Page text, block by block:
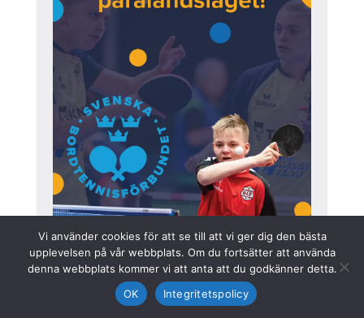
Vi använder cookies för att se till att vi ger dig den bästa
upplevelsen på vår webbplats. Om du fortsätter att använda
denna webbplats kommer vi att anta att du godkänner detta.
OK
Integritetspolicy